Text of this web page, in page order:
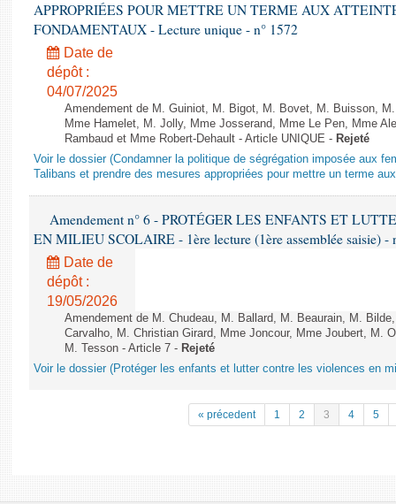
APPROPRIÉES POUR METTRE UN TERME AUX
FONDAMENTAUX - Lecture unique - n° 1572
Date de
dépôt :
04/07/2025
Amendement de M. Guiniot, M. Bigot, M. Bovet, M. Buisson,
Mme Hamelet, M. Jolly, Mme Josserand, Mme Le Pen, Mme
Rambaud et Mme Robert-Dehault - Article UNIQUE - Rejeté
Voir le dossier (Condamner la politique de ségrégation imposée aux
Talibans et prendre des mesures appropriées pour mettre un terme
Amendement n° 6 - PROTÉGER LES ENFANTS ET
EN MILIEU SCOLAIRE - 1ère lecture (1ère assemblée saisie) -
Date de
dépôt :
19/05/2026
Amendement de M. Chudeau, M. Ballard, M. Beaurain, M.
Carvalho, M. Christian Girard, Mme Joncour, Mme Joubert, M.
M. Tesson - Article 7 - Rejeté
Voir le dossier (Protéger les enfants et lutter contre les violences en
« précedent 1 2 3 4 5